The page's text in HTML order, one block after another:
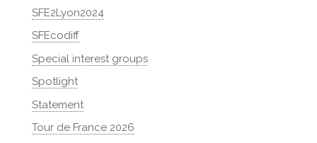
SFE2Lyon2024
SFEcodiff
Special interest groups
Spotlight
Statement
Tour de France 2026